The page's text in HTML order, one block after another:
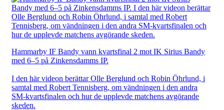
Hammarby IF Bandy vann kvartsfinal 2 mot IK Sirius Bandy
med 6–5 på Zinkensdamms IP.
I den här videon berättar Olle Berglund och Robin Öhrlund, i
samtal med Robert Tennisberg, om vändningen i den andra
SM-kvartsfinalen och hur de upplevde matchens avgörande
skeden.